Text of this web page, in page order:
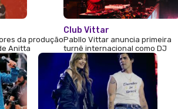
da produção
Anitta
Club Vittar
Pabllo Vittar anuncia primeira
turnê internacional como DJ